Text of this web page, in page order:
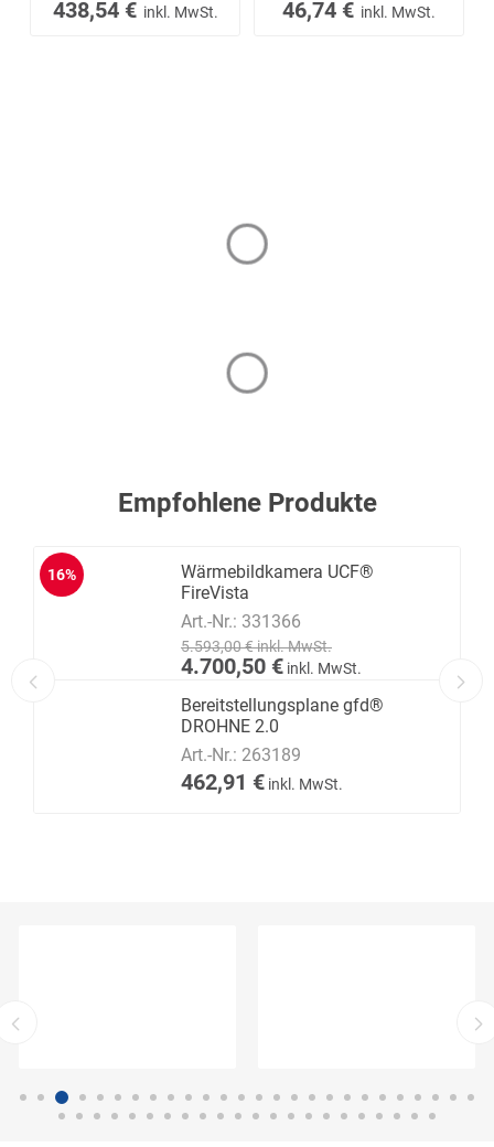
438,54 € inkl. MwSt. 46,74 € inkl. MwSt.
Empfohlene Produkte
16%
Wärmebildkamera UCF®
FireVista
Art.-Nr.: 331366
5.593,00 € inkl. MwSt.
4.700,50 € inkl. MwSt.
Bereitstellungsplane gfd®
DROHNE 2.0
Art.-Nr.: 263189
462,91 € inkl. MwSt.